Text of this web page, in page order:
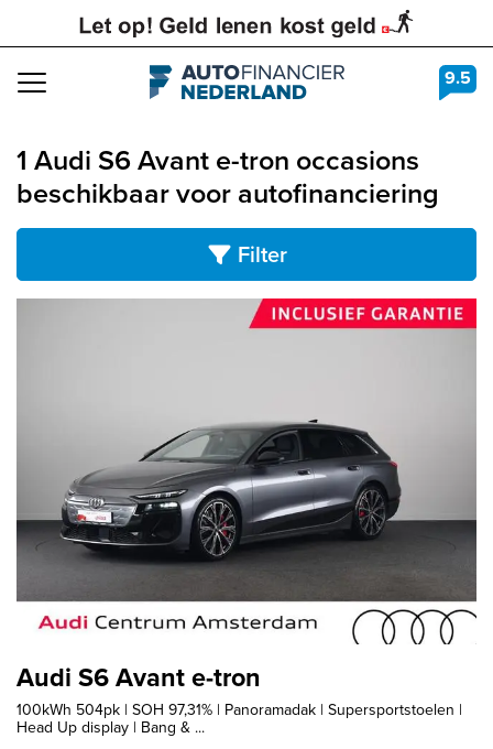
Navigation 9.5
1 Audi S6 Avant e-tron occasions
beschikbaar voor autofinanciering
Filter
Audi S6 Avant e-tron
100kWh 504pk | SOH 97,31% | Panoramadak | Supersportstoelen |
Head Up display | Bang & ...